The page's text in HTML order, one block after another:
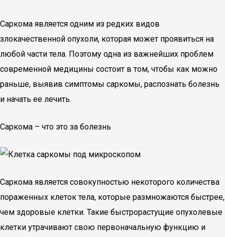
Саркома является одним из редких видов
злокачественной опухоли, которая может проявиться на
любой части тела. Поэтому одна из важнейших проблем
современной медицины состоит в том, чтобы как можно
раньше, выявив симптомы саркомы, распознать болезнь
и начать ее лечить.
Саркома – что это за болезнь
Саркома является совокупностью некоторого количества
пораженных клеток тела, которые размножаются быстрее,
чем здоровые клетки. Такие быстрорастущие опухолевые
клетки утрачивают свою первоначальную функцию и